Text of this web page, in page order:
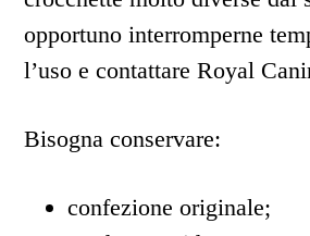
opportuno interromperne
l’uso e contattare Royal
Bisogna conservare:
confezione originale;